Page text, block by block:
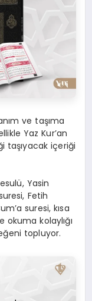
ve taşıma
Yaz Kur’an
taşıyacak içeriği
Yasin
Fetih
suresi, kısa
okuma kolaylığı
topluyor.